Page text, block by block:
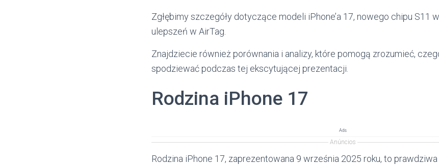
Zgłębimy szczegóły dotyczące modeli iPhone’a 17, nowego chipu S11
ulepszeń w AirTag.
Znajdziecie również porównania i analizy, które pomogą zrozumieć,
spodziewać podczas tej ekscytującej prezentacji.
Rodzina iPhone 17
Ads
Anúncios
Rodzina iPhone 17, zaprezentowana 9 września 2025 roku, to